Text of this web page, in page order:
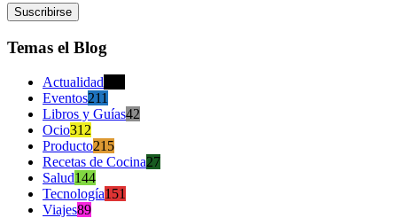
Temas el Blog
Actualidad
Eventos211
Libros y Guías42
Ocio312
Producto215
Recetas de Cocina27
Salud144
Tecnología151
Viajes89